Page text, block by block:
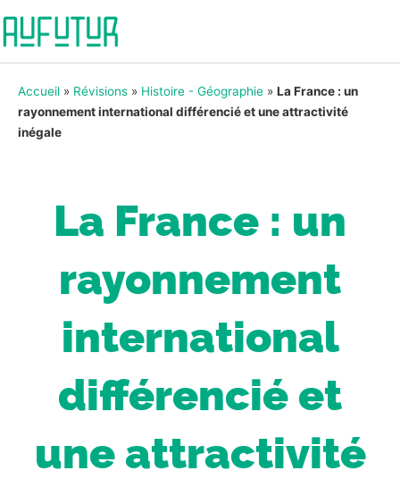
Accueil » Révisions » Histoire - Géographie » La France : un
rayonnement international différencié et une attractivité
inégale
La France : un
rayonnement
international
différencié et
une attractivité